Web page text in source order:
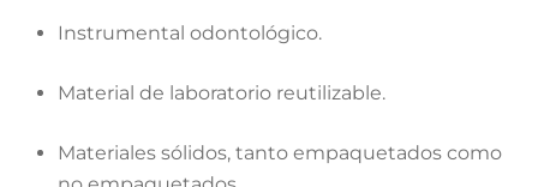
Instrumental odontológico.
Material de laboratorio reutilizable.
Materiales sólidos, tanto empaquetados como